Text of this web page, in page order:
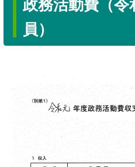
政務活動費（
員）